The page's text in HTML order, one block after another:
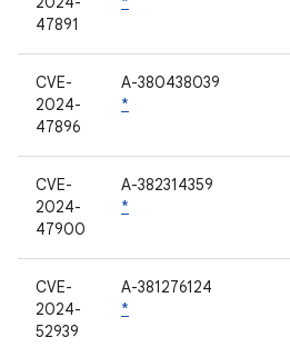
47891
CVE-
2024-
47896
A-380438039
*
CVE-
2024-
47900
A-382314359
*
CVE-
2024-
52939
A-381276124
*